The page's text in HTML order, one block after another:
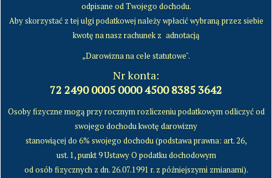
odpisane od Twojego dochodu.
Aby skorzystać z tej ulgi podatkowej należy wpłacić wybraną przez siebie
kwotę na nasz rachunek z adnotacją
„Darowizna na cele statutowe".
Nr konta:
72 2490 0005 0000 4500 8385 3642
Osoby fizyczne mogą przy rocznym rozliczeniu podatkowym odliczyć od
swojego dochodu kwotę darowizny
stanowiącej do 6% swojego dochodu (podstawa prawna: art. 26,
ust. 1, punkt 9 Ustawy O podatku dochodowym
od osób fizycznych z dn. 26.07.1991 r. z późniejszymi zmianami).